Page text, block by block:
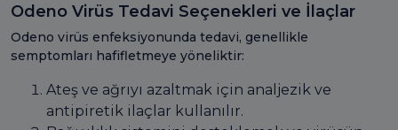
Odeno Virüs Tedavi Seçenekleri ve İlaçlar
Odeno virüs enfeksiyonunda tedavi, genellikle
semptomları hafifletmeye yöneliktir:
Ateş ve ağrıyı azaltmak için analjezik ve
antipiretik ilaçlar kullanılır.